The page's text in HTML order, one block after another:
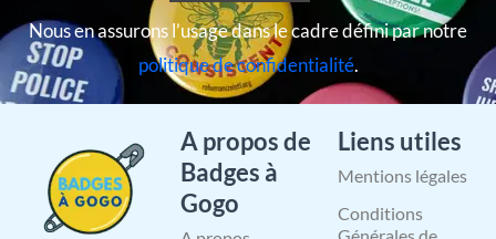
Nous en assurons l’usage dans le cadre défini par notre
politique de confidentialité.
A propos de
Badges à
Gogo
Liens utiles
Mentions légales
Conditions